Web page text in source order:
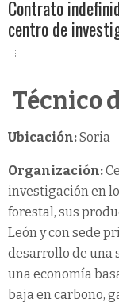
Contrato
centro de
Técnico
Ubicación:Soria
Organización:
investigación en
forestal, sus
León y con sede
desarrollo de una
una economía
baja en carbono,